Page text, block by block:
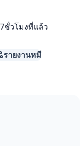
ชั่วโมงที่แล้ว
รายงานหมี